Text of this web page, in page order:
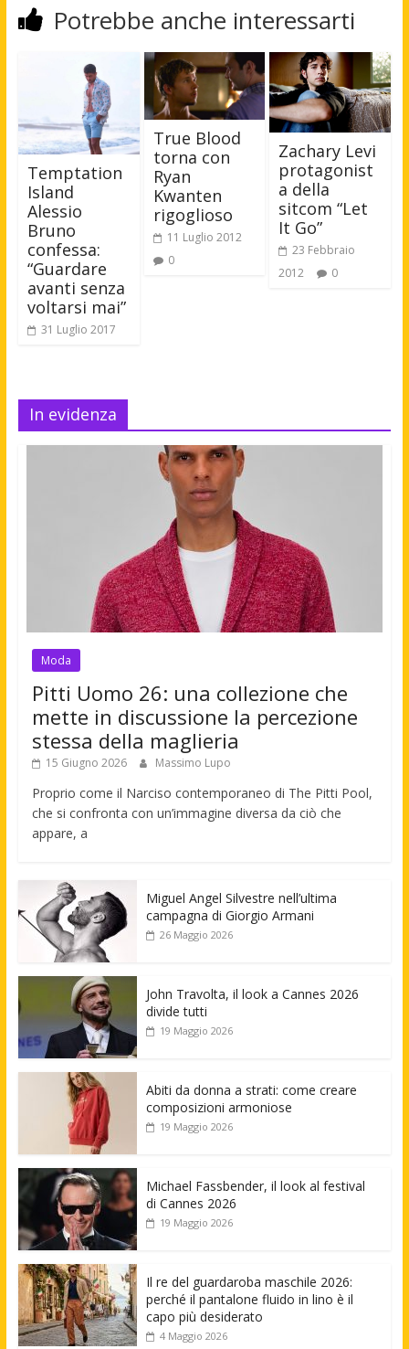
Potrebbe anche interessarti
Temptation
Island
Alessio
Bruno
confessa:
“Guardare
avanti senza
voltarsi mai”
31 Luglio 2017
True Blood
torna con
Ryan
Kwanten
rigoglioso
11 Luglio 2012
0
Zachary Levi
protagonist
a della
sitcom “Let
It Go”
23 Febbraio
2012
0
In evidenza
Moda
Pitti Uomo 26: una collezione che
mette in discussione la percezione
stessa della maglieria
15 Giugno 2026 Massimo Lupo
Proprio come il Narciso contemporaneo di The Pitti Pool,
che si confronta con un’immagine diversa da ciò che
appare, a
Miguel Angel Silvestre nell’ultima
campagna di Giorgio Armani
26 Maggio 2026
John Travolta, il look a Cannes 2026
divide tutti
19 Maggio 2026
Abiti da donna a strati: come creare
composizioni armoniose
19 Maggio 2026
Michael Fassbender, il look al festival
di Cannes 2026
19 Maggio 2026
Il re del guardaroba maschile 2026:
perché il pantalone fluido in lino è il
capo più desiderato
4 Maggio 2026